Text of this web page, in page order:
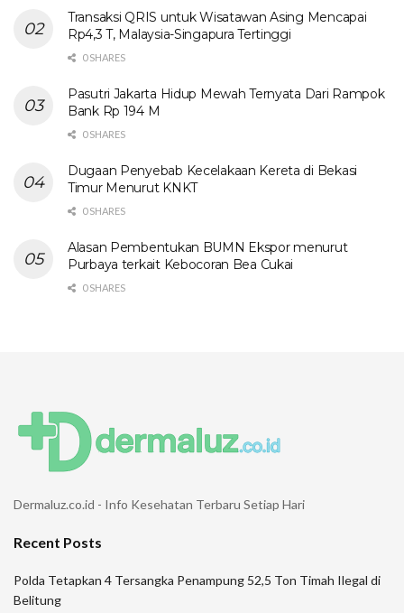
Transaksi QRIS untuk Wisatawan Asing Mencapai
Rp4,3 T, Malaysia-Singapura Tertinggi
0 SHARES
Pasutri Jakarta Hidup Mewah Ternyata Dari Rampok
Bank Rp 194 M
0 SHARES
Dugaan Penyebab Kecelakaan Kereta di Bekasi
Timur Menurut KNKT
0 SHARES
Alasan Pembentukan BUMN Ekspor menurut
Purbaya terkait Kebocoran Bea Cukai
0 SHARES
Dermaluz.co.id - Info Kesehatan Terbaru Setiap Hari
Recent Posts
Polda Tetapkan 4 Tersangka Penampung 52,5 Ton Timah Ilegal di
Belitung